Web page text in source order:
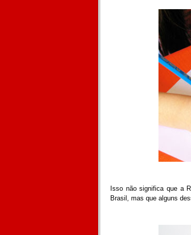
Isso não significa que a
Brasil, mas que alguns